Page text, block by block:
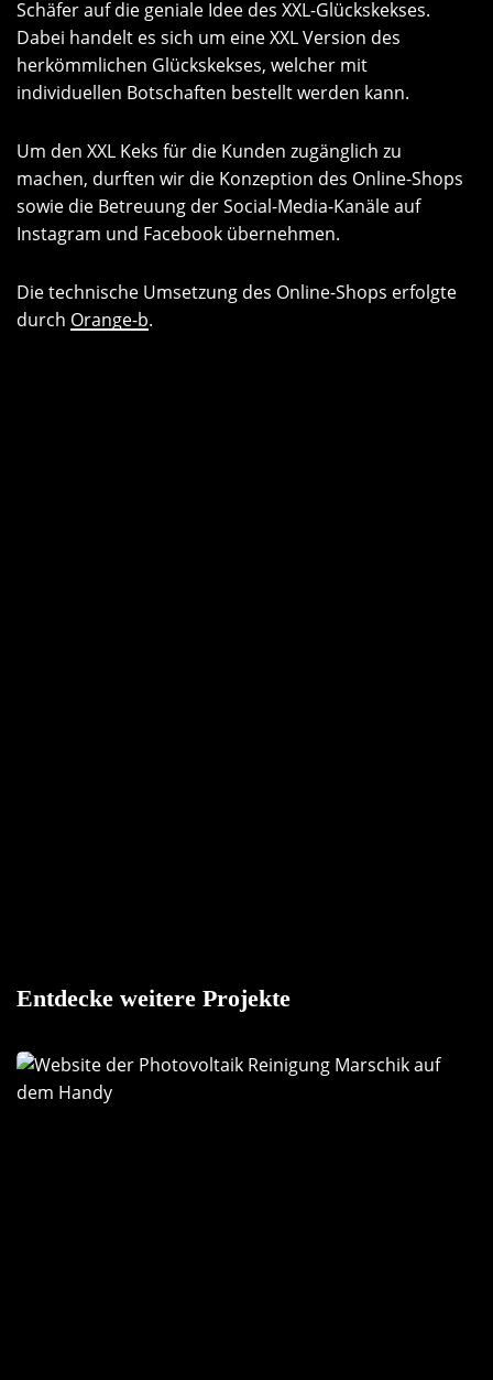
Schäfer auf die geniale Idee des XXL-Glückskekses.
Dabei handelt es sich um eine XXL Version des
herkömmlichen Glückskekses, welcher mit
individuellen Botschaften bestellt werden kann.
Um den XXL Keks für die Kunden zugänglich zu
machen, durften wir die Konzeption des Online-Shops
sowie die Betreuung der Social-Media-Kanäle auf
Instagram und Facebook übernehmen.
Die technische Umsetzung des Online-Shops erfolgte
durch Orange-b.
Entdecke weitere Projekte
Photovoltaik-
Reinigung